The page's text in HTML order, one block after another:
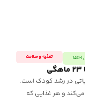
تغذیه و سلامت
در رشد کودک است.
می‌کند و هر غذایی که